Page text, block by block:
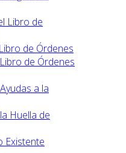
Libro de
de Órdenes
de Órdenes
a la
Huella de
Existente